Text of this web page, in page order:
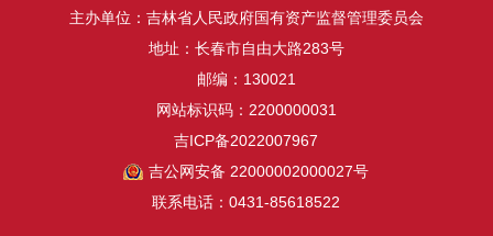
主办单位：吉林省人民政府国有资产监督管理委员会
地址：长春市自由大路283号
邮编：130021
网站标识码：2200000031
吉ICP备2022007967
吉公网安备 22000002000027号
联系电话：0431-85618522